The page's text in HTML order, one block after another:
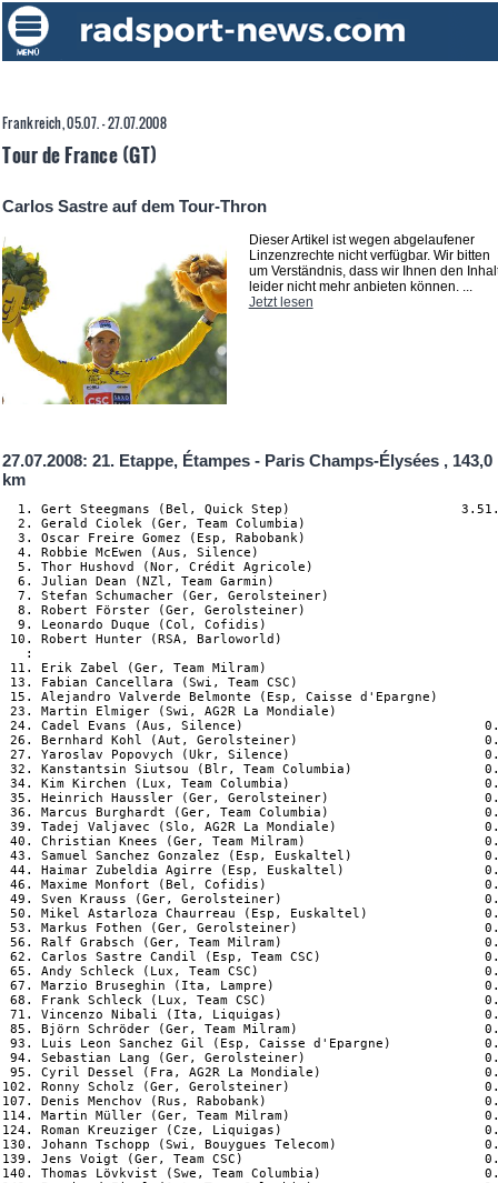
Frankreich, 05.07. - 27.07.2008
Tour de France (GT)
Carlos Sastre auf dem Tour-Thron
Dieser Artikel ist wegen abgelaufener
Linzenzrechte nicht verfügbar. Wir bitten
um Verständnis, dass wir Ihnen den
leider nicht mehr anbieten können. ...
Jetzt lesen
27.07.2008: 21. Etappe, Étampes - Paris Champs-Élysées , 143,0
km
1. Gert Steegmans (Bel, Quick Step)
  2. Gerald Ciolek (Ger, Team Columbia)
  3. Oscar Freire Gomez (Esp, Rabobank)
  4. Robbie McEwen (Aus, Silence)
  5. Thor Hushovd (Nor, Crédit Agricole)
  6. Julian Dean (NZl, Team Garmin)
  7. Stefan Schumacher (Ger, Gerolsteiner)
  8. Robert Förster (Ger, Gerolsteiner)
  9. Leonardo Duque (Col, Cofidis)
10. Robert Hunter (RSA, Barloworld)
   :
11. Erik Zabel (Ger, Team Milram)
13. Fabian Cancellara (Swi, Team CSC)
15. Alejandro Valverde Belmonte (Esp, Caisse d'Epargne)
23. Martin Elmiger (Swi, AG2R La Mondiale)
24. Cadel Evans (Aus, Silence)
26. Bernhard Kohl (Aut, Gerolsteiner)
27. Yaroslav Popovych (Ukr, Silence)
32. Kanstantsin Siutsou (Blr, Team Columbia)
34. Kim Kirchen (Lux, Team Columbia)
35. Heinrich Haussler (Ger, Gerolsteiner)
36. Marcus Burghardt (Ger, Team Columbia)
39. Tadej Valjavec (Slo, AG2R La Mondiale)
40. Christian Knees (Ger, Team Milram)
43. Samuel Sanchez Gonzalez (Esp, Euskaltel)
44. Haimar Zubeldia Agirre (Esp, Euskaltel)
46. Maxime Monfort (Bel, Cofidis)
49. Sven Krauss (Ger, Gerolsteiner)
50. Mikel Astarloza Chaurreau (Esp, Euskaltel)
53. Markus Fothen (Ger, Gerolsteiner)
56. Ralf Grabsch (Ger, Team Milram)
62. Carlos Sastre Candil (Esp, Team CSC)
65. Andy Schleck (Lux, Team CSC)
67. Marzio Bruseghin (Ita, Lampre)
68. Frank Schleck (Lux, Team CSC)
71. Vincenzo Nibali (Ita, Liquigas)
85. Björn Schröder (Ger, Team Milram)
93. Luis Leon Sanchez Gil (Esp, Caisse d'Epargne)
94. Sebastian Lang (Ger, Gerolsteiner)
95. Cyril Dessel (Fra, AG2R La Mondiale)
102. Ronny Scholz (Ger, Gerolsteiner)
107. Denis Menchov (Rus, Rabobank)
114. Martin Müller (Ger, Team Milram)
124. Roman Kreuziger (Cze, Liquigas)
130. Johann Tschopp (Swi, Bouygues Telecom)
139. Jens Voigt (Ger, Team CSC)
140. Thomas Lövkvist (Swe, Team Columbia)